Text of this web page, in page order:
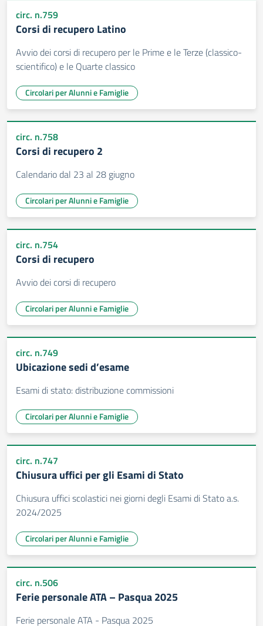
circ. n.759
Corsi di recupero Latino
Avvio dei corsi di recupero per le Prime e le Terze (classico-
scientifico) e le Quarte classico
Circolari per Alunni e Famiglie
circ. n.758
Corsi di recupero 2
Calendario dal 23 al 28 giugno
Circolari per Alunni e Famiglie
circ. n.754
Corsi di recupero
Avvio dei corsi di recupero
Circolari per Alunni e Famiglie
circ. n.749
Ubicazione sedi d’esame
Esami di stato: distribuzione commissioni
Circolari per Alunni e Famiglie
circ. n.747
Chiusura uffici per gli Esami di Stato
Chiusura uffici scolastici nei giorni degli Esami di Stato a.s.
2024/2025
Circolari per Alunni e Famiglie
circ. n.506
Ferie personale ATA – Pasqua 2025
Ferie personale ATA - Pasqua 2025